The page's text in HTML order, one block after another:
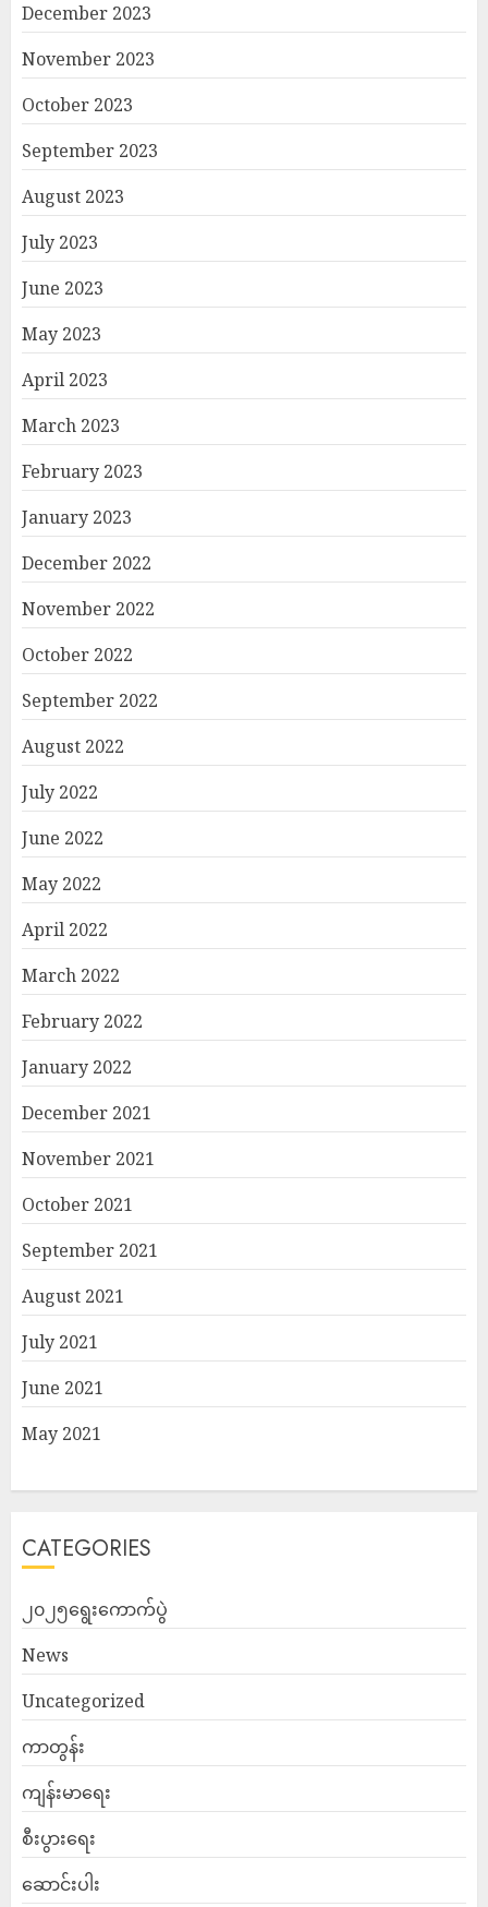
December 2023
November 2023
October 2023
September 2023
August 2023
July 2023
June 2023
May 2023
April 2023
March 2023
February 2023
January 2023
December 2022
November 2022
October 2022
September 2022
August 2022
July 2022
June 2022
May 2022
April 2022
March 2022
February 2022
January 2022
December 2021
November 2021
October 2021
September 2021
August 2021
July 2021
June 2021
May 2021
CATEGORIES
၂၀၂၅ရွေးကောက်ပွဲ
News
Uncategorized
ကာတွန်း
ကျန်းမာရေး
စီးပွားရေး
ဆောင်းပါး